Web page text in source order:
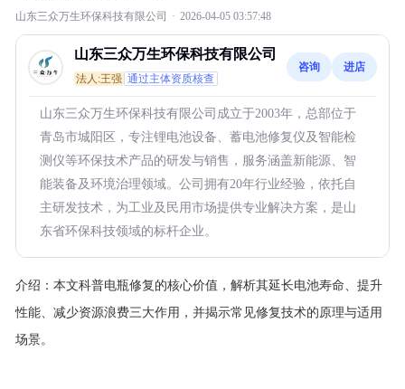
山东三众万生环保科技有限公司 · 2026-04-05 03:57:48
山东三众万生环保科技有限公司
法人:王强 通过主体资质核查
咨询 进店
山东三众万生环保科技有限公司成立于2003年，总部位于
青岛市城阳区，专注锂电池设备、蓄电池修复仪及智能检
测仪等环保技术产品的研发与销售，服务涵盖新能源、智
能装备及环境治理领域。公司拥有20年行业经验，依托自
主研发技术，为工业及民用市场提供专业解决方案，是山
东省环保科技领域的标杆企业。
介绍： 本文科普电瓶修复的核心价值，解析其延长电池寿命、提升
性能、减少资源浪费三大作用，并揭示常见修复技术的原理与适用
场景。